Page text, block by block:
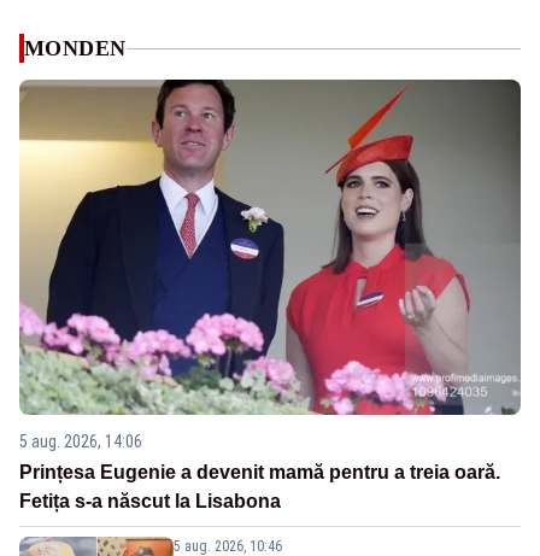
MONDEN
5 aug. 2026, 14:06
Prințesa Eugenie a devenit mamă pentru a treia oară.
Fetița s-a născut la Lisabona
5 aug. 2026, 10:46